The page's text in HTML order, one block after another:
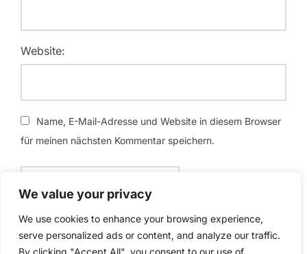
We value your privacy
We use cookies to enhance your browsing experience,
serve personalized ads or content, and analyze our traffic.
By clicking "Accept All", you consent to our use of
Website:
Name, E-Mail-Adresse und Website in diesem Browser
für meinen nächsten Kommentar speichern.